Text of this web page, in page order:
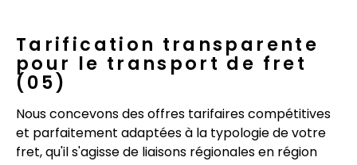
Tarification transparente
pour le transport de fret
(05)
Nous concevons des offres tarifaires compétitives
et parfaitement adaptées à la typologie de votre
fret, qu'il s'agisse de liaisons régionales en région